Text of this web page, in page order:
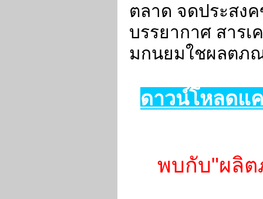
ตลาด จดประสง
บรรยากาศ สาร
มกนยมใชผลตภ
ดาวน์โหลดแ
พบกับ"ผลิ